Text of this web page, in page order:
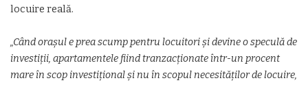
locuire reală.
„Când orașul e prea scump pentru locuitori și devine o speculă de
investiții, apartamentele fiind tranzacționate într-un procent
mare în scop investițional și nu în scopul necesităților de locuire,